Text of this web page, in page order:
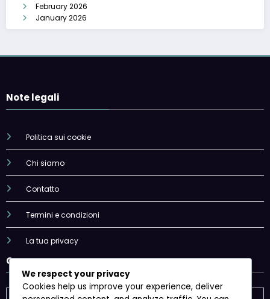
February 2026
January 2026
Note legali
Politica sui cookie
Chi siamo
Contatto
Termini e condizioni
La tua privacy
Cerca
We respect your privacy
Cookies help us improve your experience, deliver